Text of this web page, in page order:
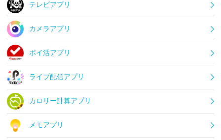
テレビアプリ
カメラアプリ
ポイ活アプリ
ライブ配信アプリ
カロリー計算アプリ
メモアプリ